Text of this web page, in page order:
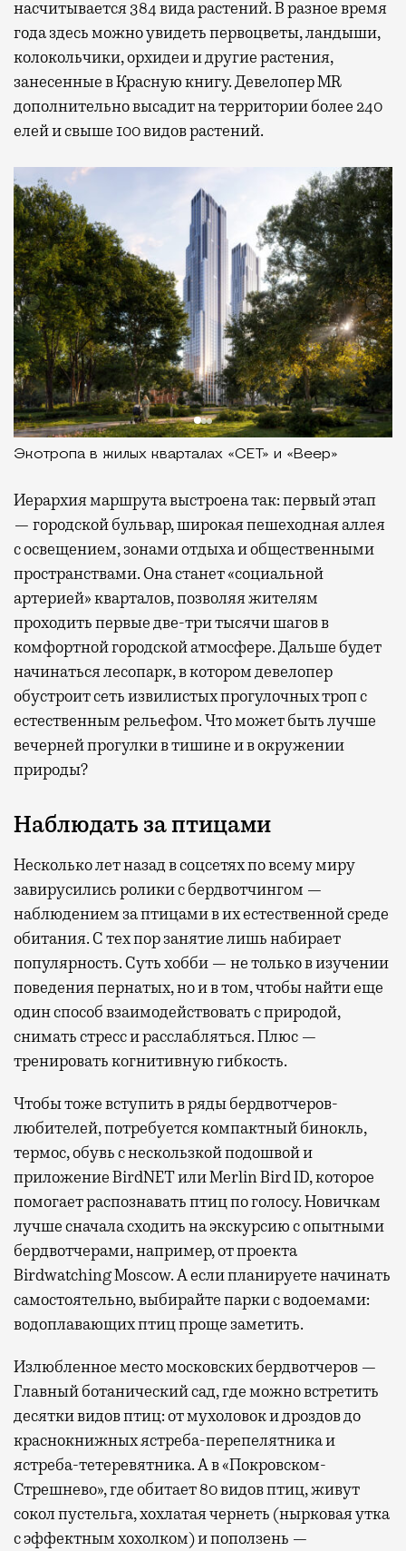
насчитывается 384 вида растений. В разное время
года здесь можно увидеть первоцветы, ландыши,
колокольчики, орхидеи и другие растения,
занесенные в Красную книгу. Девелопер MR
дополнительно высадит на территории более 240
елей и свыше 100 видов растений.
Экотропа в жилых кварталах «СЕТ» и «Веер»
Иерархия маршрута выстроена так: первый этап
— городской бульвар, широкая пешеходная аллея
с освещением, зонами отдыха и общественными
пространствами. Она станет «социальной
артерией» кварталов, позволяя жителям
проходить первые две-три тысячи шагов в
комфортной городской атмосфере. Дальше будет
начинаться лесопарк, в котором девелопер
обустроит сеть извилистых прогулочных троп с
естественным рельефом. Что может быть лучше
вечерней прогулки в тишине и в окружении
природы?
Наблюдать за птицами
Несколько лет назад в соцсетях по всему миру
завирусились ролики с бердвотчингом —
наблюдением за птицами в их естественной среде
обитания. С тех пор занятие лишь набирает
популярность. Суть хобби — не только в изучении
поведения пернатых, но и в том, чтобы найти еще
один способ взаимодействовать с природой,
снимать стресс и расслабляться. Плюс —
тренировать когнитивную гибкость.
Чтобы тоже вступить в ряды бердвотчеров-
любителей, потребуется компактный бинокль,
термос, обувь с нескользкой подошвой и
приложение BirdNET или Merlin Bird ID, которое
помогает распознавать птиц по голосу. Новичкам
лучше сначала сходить на экскурсию с опытными
бердвотчерами, например, от проекта
Birdwatching Moscow. А если планируете начинать
самостоятельно, выбирайте парки с водоемами:
водоплавающих птиц проще заметить.
Излюбленное место московских бердвотчеров —
Главный ботанический сад, где можно встретить
десятки видов птиц: от мухоловок и дроздов до
краснокнижных ястреба-перепелятника и
ястреба-тетеревятника. А в «Покровском-
Стрешнево», где обитает 80 видов птиц, живут
сокол пустельга, хохлатая чернеть (нырковая утка
с эффектным хохолком) и поползень —